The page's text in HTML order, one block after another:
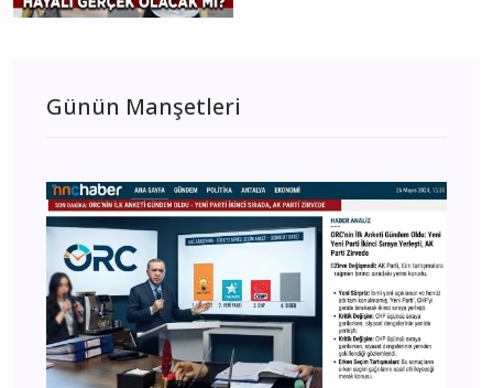
Günün Manşetleri